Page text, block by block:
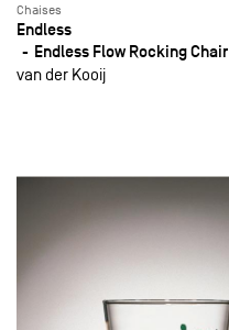
Chaises
Endless
Endless Flow Rocking Chair
van der Kooij